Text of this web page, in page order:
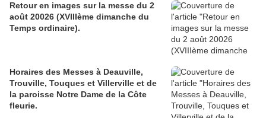
Retour en images sur la messe du 2
août 20026 (XVIIIème dimanche du
Temps ordinaire).
Horaires des Messes à Deauville,
Trouville, Touques et Villerville et de
la paroisse Notre Dame de la Côte
fleurie.